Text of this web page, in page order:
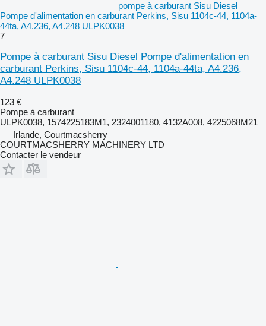
pompe à carburant Sisu Diesel
Pompe d'alimentation en carburant Perkins, Sisu 1104c-44, 1104a-
44ta, A4.236, A4.248 ULPK0038
7
Pompe à carburant Sisu Diesel Pompe d'alimentation en
carburant Perkins, Sisu 1104c-44, 1104a-44ta, A4.236,
A4.248 ULPK0038
123 €
Pompe à carburant
ULPK0038, 1574225183M1, 2324001180, 4132A008, 4225068M21
Irlande, Courtmacsherry
COURTMACSHERRY MACHINERY LTD
Contacter le vendeur